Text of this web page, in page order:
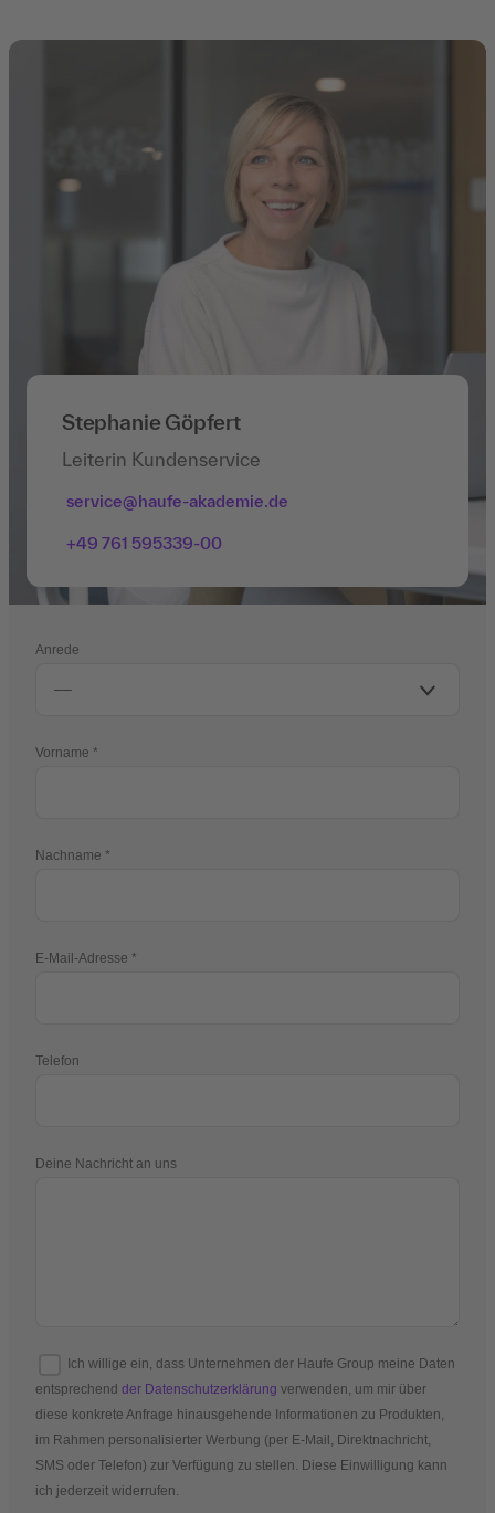
Stephanie Göpfert
Leiterin Kundenservice
service@haufe-akademie.de
+49 761 595339-00
Anrede
Vorname
Nachname
E-Mail-Adresse
Telefon
Deine Nachricht an uns
Ich willige ein, dass Unternehmen der Haufe Group meine Daten
entsprechend der Datenschutzerklärung verwenden, um mir über
diese konkrete Anfrage hinausgehende Informationen zu Produkten,
im Rahmen personalisierter Werbung (per E-Mail, Direktnachricht,
SMS oder Telefon) zur Verfügung zu stellen. Diese Einwilligung kann
ich jederzeit widerrufen.